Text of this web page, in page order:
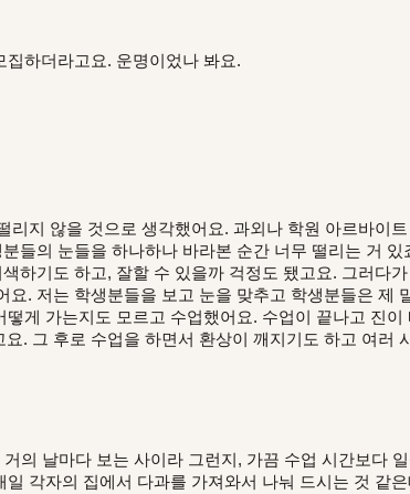
하더라고요. 운명이었나 봐요.
지 않을 것으로 생각했어요. 과외나 학원 아르바이
들의 눈들을 하나하나 바라본 순간 너무 떨리는 거 있
하기도 하고, 잘할 수 있을까 걱정도 됐고요. 그러다
. 저는 학생분들을 보고 눈을 맞추고 학생분들은 제
게 가는지도 모르고 수업했어요. 수업이 끝나고 진
. 그 후로 수업을 하면서 환상이 깨지기도 하고 여러
의 날마다 보는 사이라 그런지, 가끔 수업 시간보다
각자의 집에서 다과를 가져와서 나눠 드시는 것 같